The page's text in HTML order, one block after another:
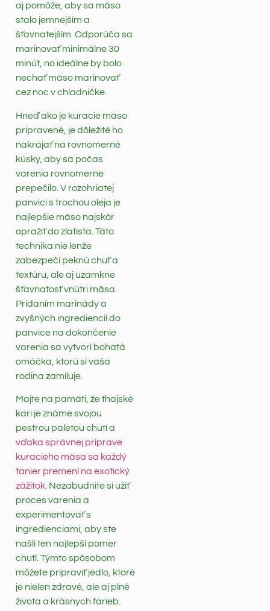
aj pomôže, aby sa mäso
stalo jemnejším a
šťavnatejším. Odporúča sa
marinovať minimálne 30
minút, no ideálne by bolo
nechať mäso marinovať
cez noc v chladničke.
Hneď ako je kuracie mäso
pripravené, je dôležité ho
nakrájať na rovnomerné
kúsky, aby sa počas
varenia rovnomerne
prepečilo. V rozohriatej
panvici s trochou oleja je
najlepšie mäso najskôr
opražiť do zlatista. Táto
technika nie lenže
zabezpečí peknú chuť a
textúru, ale aj uzamkne
šťavnatosť vnútri mäsa.
Pridaním marinády a
zvyšných ingrediencií do
panvice na dokončenie
varenia sa vytvorí bohatá
omáčka, ktorú si vaša
rodina zamiluje.
Majte na pamäti, že thajské
kari je známe svojou
pestrou paletou chutí a
vďaka správnej príprave
kuracieho mäsa sa každý
tanier premení na exotický
zážitok. Nezabudnite si užiť
proces varenia a
experimentovať s
ingredienciami, aby ste
našli ten najlepší pomer
chutí. Týmto spôsobom
môžete pripraviť jedlo, ktoré
je nielen zdravé, ale aj plné
života a krásnych farieb.